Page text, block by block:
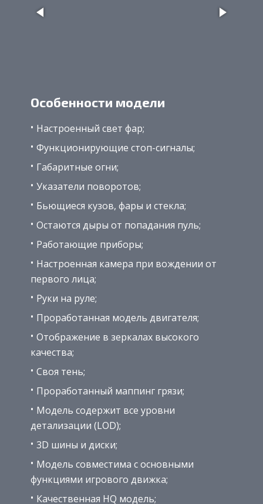
Особенности модели
Настроенный свет фар;
Функционирующие стоп-сигналы;
Габаритные огни;
Указатели поворотов;
Бьющиеся кузов, фары и стекла;
Остаются дыры от попадания пуль;
Работающие приборы;
Настроенная камера при вождении от
первого лица;
Руки на руле;
Проработанная модель двигателя;
Отображение в зеркалах высокого
качества;
Своя тень;
Проработанный маппинг грязи;
Модель содержит все уровни
детализации (LOD);
3D шины и диски;
Модель совместима с основными
функциями игрового движка;
Качественная HQ модель;